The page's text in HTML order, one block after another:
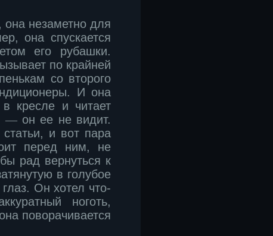
она незаметно для
она спускается
его рубашки.
по крайней
со второго
И она
кресле и читает
―он ее не видит.
и вот пара
перед ним, не
рад вернуться к
в голубое
Он хотел что-
ноготь,
поворачивается